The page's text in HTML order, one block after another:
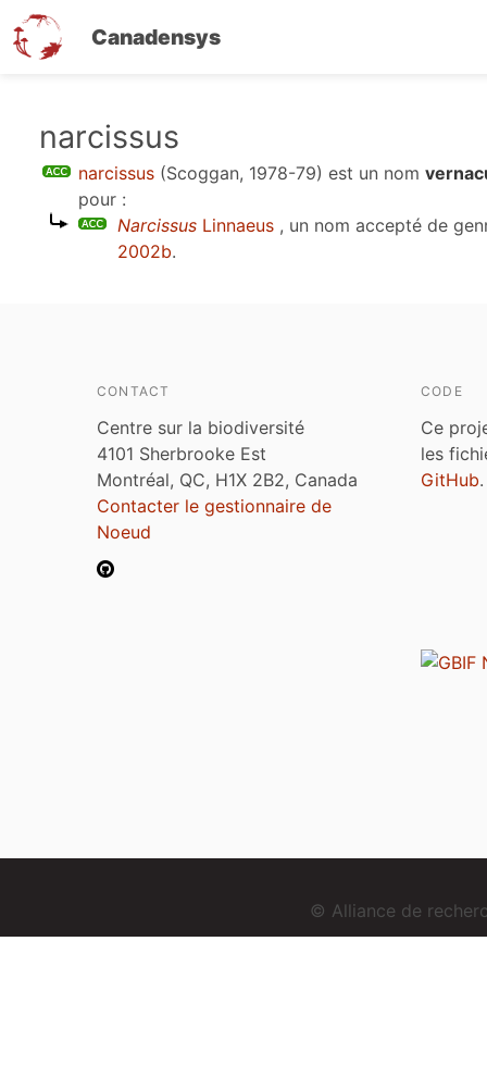
Canadensys
contenu
narcissus
narcissus (Scoggan, 1978-79) est un nom
pour :
Narcissus Linnaeus , un nom accepté de
2002b.
CONTACT
Centre sur la biodiversité
4101 Sherbrooke Est
Montréal, QC, H1X 2B2, Canada
Contacter le gestionnaire de
Noeud
CODE
Ce
les
GitHub.
© Alliance de